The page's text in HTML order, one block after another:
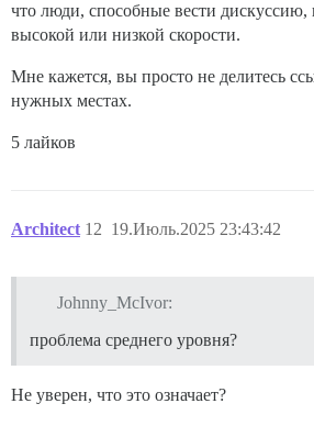
что люди, способные вести дискуссию,
высокой или низкой скорости.
Мне кажется, вы просто не делитесь
нужных местах.
5 лайков
Architect 19.Июль.2025 23:43:42
12
Johnny_McIvor:
проблема среднего уровня?
Не уверен, что это означает?